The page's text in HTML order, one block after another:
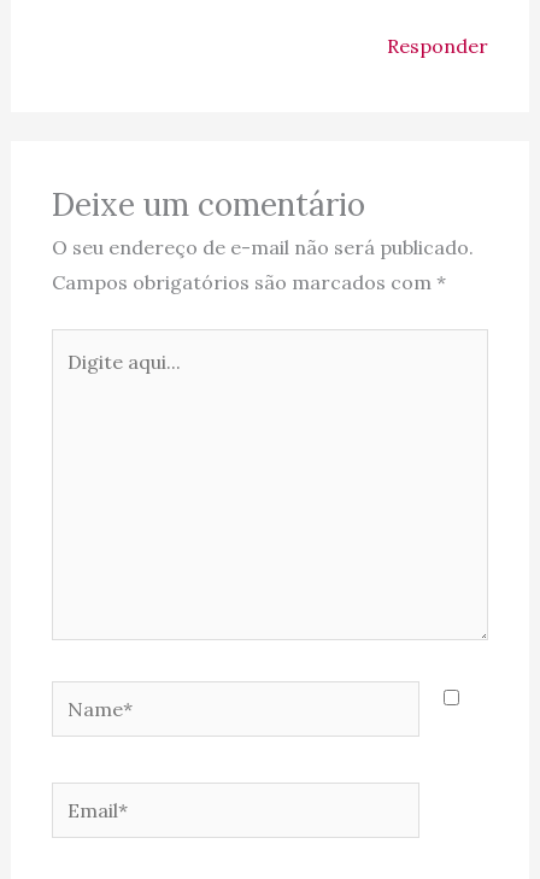
Responder
Deixe um comentário
O seu endereço de e-mail não será publicado.
Campos obrigatórios são marcados com *
aqui...
Name*
Email*